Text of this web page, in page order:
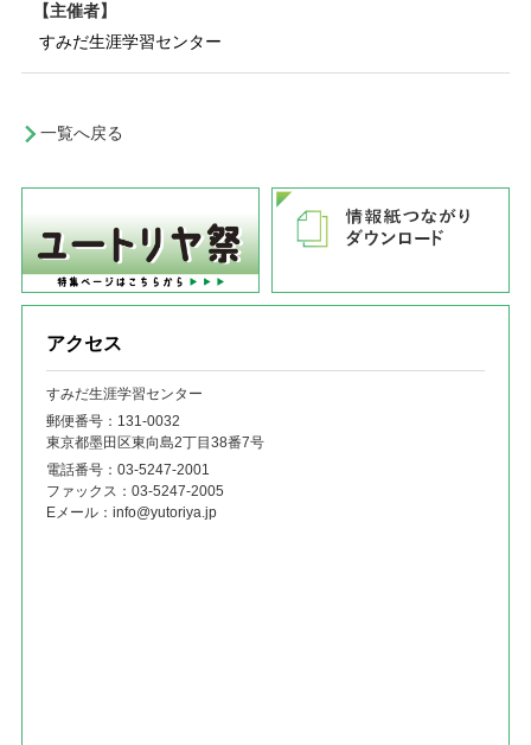
主催者
すみだ生涯学習センター
一覧へ戻る
アクセス
すみだ生涯学習センター
郵便番号：131‐0032
東京都墨田区東向島2丁目38番7号
電話番号： 03-5247-2001
ファックス： 03-5247-2005
Eメール： info@yutoriya.jp